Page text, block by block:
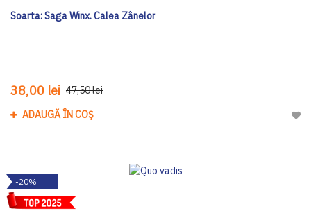
Soarta: Saga Winx. Calea Zânelor
38,00 lei 47,50 lei
ADAUGĂ ÎN COȘ
-20%